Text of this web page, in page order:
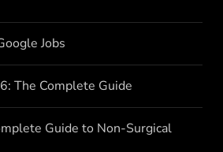
Jobs
The Complete Guide
Guide to Non-Surgical